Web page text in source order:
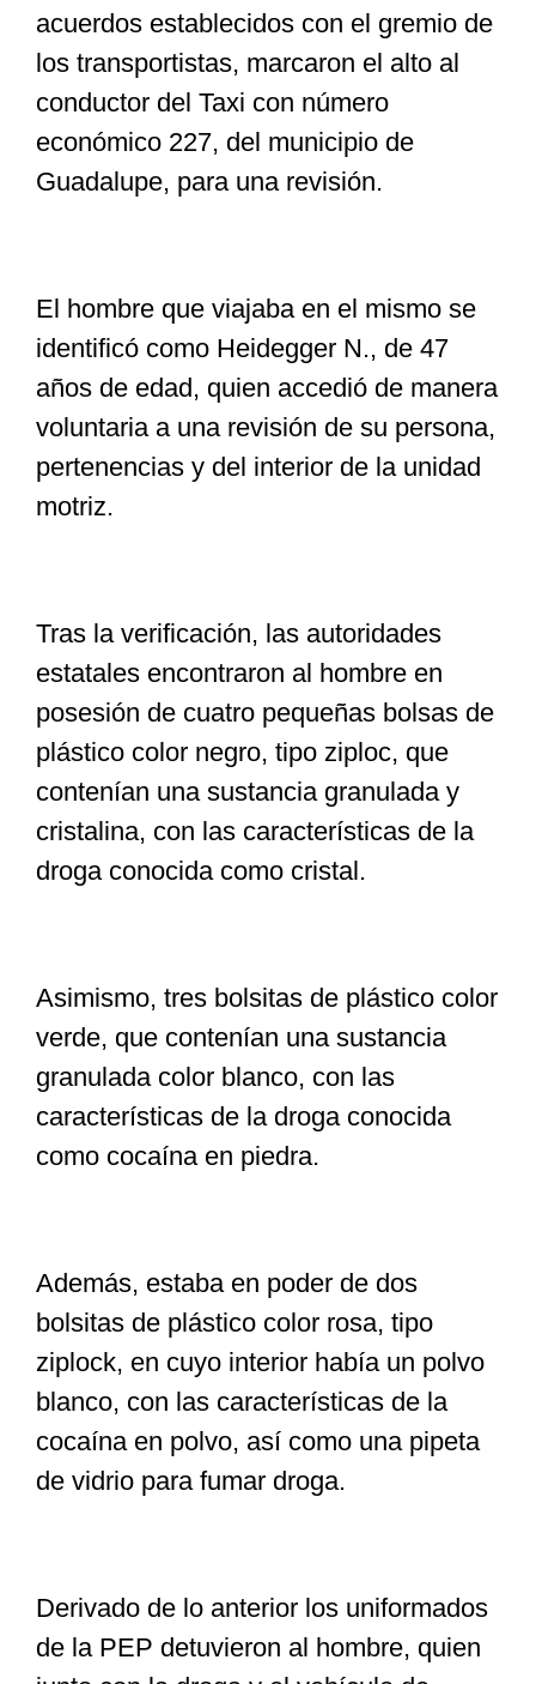
acuerdos establecidos con el gremio de
los transportistas, marcaron el alto al
conductor del Taxi con número
económico 227, del municipio de
Guadalupe, para una revisión.
El hombre que viajaba en el mismo se
identificó como Heidegger N., de 47
años de edad, quien accedió de manera
voluntaria a una revisión de su persona,
pertenencias y del interior de la unidad
motriz.
Tras la verificación, las autoridades
estatales encontraron al hombre en
posesión de cuatro pequeñas bolsas de
plástico color negro, tipo ziploc, que
contenían una sustancia granulada y
cristalina, con las características de la
droga conocida como cristal.
Asimismo, tres bolsitas de plástico color
verde, que contenían una sustancia
granulada color blanco, con las
características de la droga conocida
como cocaína en piedra.
Además, estaba en poder de dos
bolsitas de plástico color rosa, tipo
ziplock, en cuyo interior había un polvo
blanco, con las características de la
cocaína en polvo, así como una pipeta
de vidrio para fumar droga.
Derivado de lo anterior los uniformados
de la PEP detuvieron al hombre, quien